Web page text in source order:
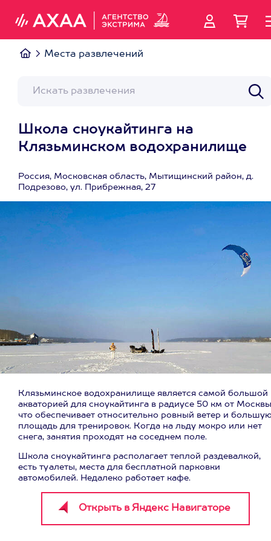
Места развлечений
Школа сноукайтинга на
Клязьминском водохранилище
Россия, Московская область, Мытищинский район, д.
Подрезово, ул. Прибрежная, 27
Клязьминское водохранилище является самой большой
акваторией для сноукайтинга в радиусе 50 км от
что обеспечивает относительно ровный ветер и
площадь для тренировок. Когда на льду мокро или нет
снега, занятия проходят на соседнем поле.
Школа сноукайтинга располагает теплой раздевалкой,
есть туалеты, места для бесплатной парковки
автомобилей. Недалеко работает кафе.